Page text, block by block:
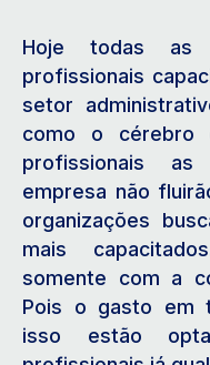
Hoje todas as
profissionais
setor
como o cérebro
profissionais
empresa não
organizações
mais
somente com a
Pois o gasto em
isso estão